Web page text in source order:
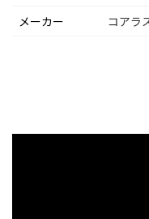
メーカー
コアラ